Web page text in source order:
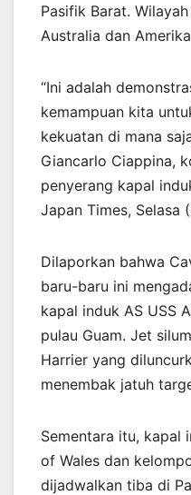
Pasifik Barat.
Australia dan
“Ini adalah
kemampuan kita
kekuatan di mana
Giancarlo Ciappina,
penyerang kapal
Japan Times, Selasa
Dilaporkan bahwa
baru-baru ini
kapal induk AS USS
pulau Guam. Jet
Harrier yang
menembak jatuh
Sementara itu, kapal
of Wales dan
dijadwalkan tiba di